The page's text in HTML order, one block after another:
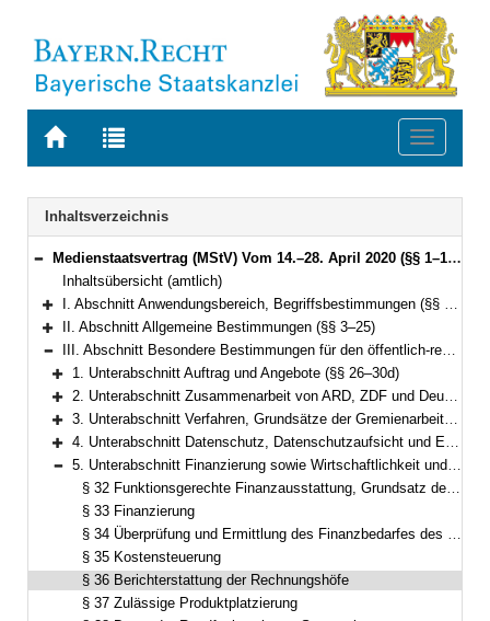
Zur
BAYERN.RECHT
Zur
letzten
Suche
Toggle
Navigation
Inhaltsverzeichnis
Bereich reduzieren
Medienstaatsvertrag (MStV) Vom 14.–28. April 2020 (§§ 1–122)
Inhaltsübersicht (amtlich)
Bereich erweitern
I. Abschnitt Anwendungsbereich, Begriffsbestimmungen (§§ 1–2)
Bereich erweitern
II. Abschnitt Allgemeine Bestimmungen (§§ 3–25)
Bereich reduzieren
III. Abschnitt Besondere Bestimmungen für den öffentlich-rechtlichen Rundfunk (§§ 26–49)
Bereich erweitern
1. Unterabschnitt Auftrag und Angebote (§§ 26–30d)
Bereich erweitern
2. Unterabschnitt Zusammenarbeit von ARD, ZDF und Deutschlandradio (§§ 30e–30f)
Bereich erweitern
3. Unterabschnitt Verfahren, Grundsätze der Gremienarbeit und Compliance (§§ 31–31h)
Bereich erweitern
4. Unterabschnitt Datenschutz, Datenschutzaufsicht und Einsatz künstlicher Intelligenz (§§ 31i–31m)
Bereich reduzieren
5. Unterabschnitt Finanzierung sowie Wirtschaftlichkeit und Sparsamkeit (§§ 32–39b)
§ 32 Funktionsgerechte Finanzausstattung, Grundsatz des Finanzausgleichs
§ 33 Finanzierung
§ 34 Überprüfung und Ermittlung des Finanzbedarfes des öffentlich-rechtlichen Rundfunks
§ 35 Kostensteuerung
§ 36 Berichterstattung der Rechnungshöfe
§ 37 Zulässige Produktplatzierung